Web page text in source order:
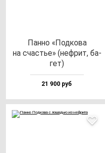
Пан­но «Под­ко­ва
на счастье» (неф­рит, ба­
гет)
21 900 руб